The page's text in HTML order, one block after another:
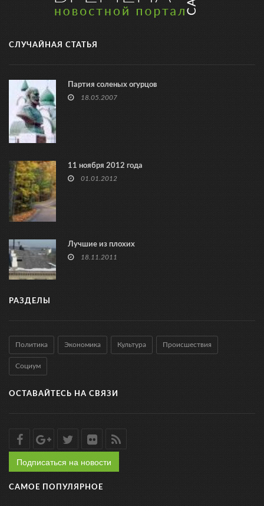
СЛУЧАЙНАЯ СТАТЬЯ
Партия соленых огурцов
18.05.2007
11 ноября 2012 года
01.01.2012
Лучшие из плохих
18.11.2011
РАЗДЕЛЫ
Политика Экономика Культура Происшествия
Социум
ОСТАВАЙТЕСЬ НА СВЯЗИ
Подписаться на новости
САМОЕ ПОПУЛЯРНОЕ